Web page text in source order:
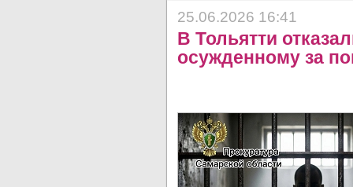
25.06.2026 16:41
В Тольятти
осужденному за